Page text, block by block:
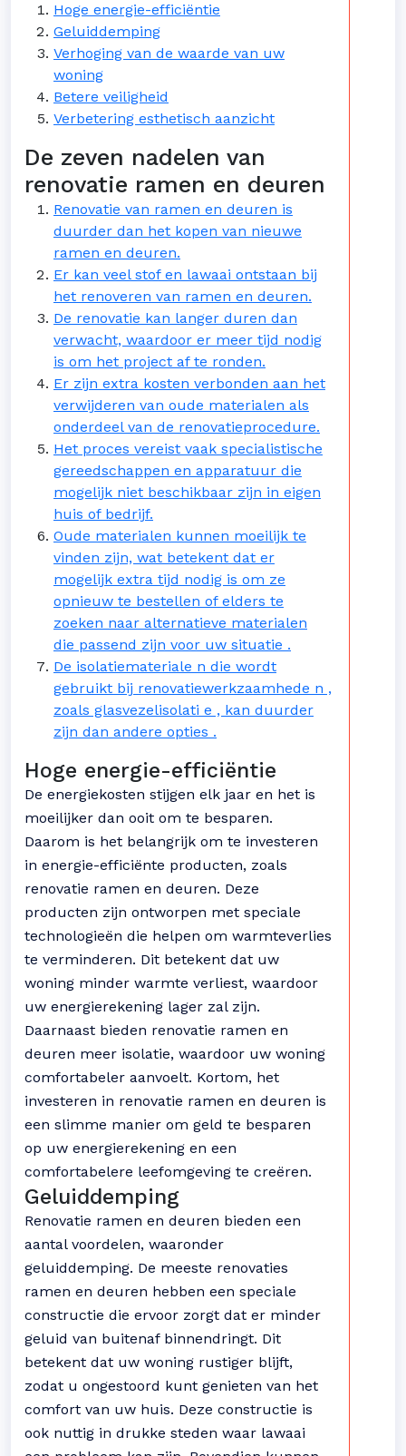
Hoge energie-efficiëntie
Geluiddemping
Verhoging van de waarde van uw
woning
Betere veiligheid
Verbetering esthetisch aanzicht
De zeven nadelen van
renovatie ramen en deuren
Renovatie van ramen en deuren is
duurder dan het kopen van nieuwe
ramen en deuren.
Er kan veel stof en lawaai ontstaan bij
het renoveren van ramen en deuren.
De renovatie kan langer duren dan
verwacht, waardoor er meer tijd nodig
is om het project af te ronden.
Er zijn extra kosten verbonden aan het
verwijderen van oude materialen als
onderdeel van de renovatieprocedure.
Het proces vereist vaak specialistische
gereedschappen en apparatuur die
mogelijk niet beschikbaar zijn in eigen
huis of bedrijf.
Oude materialen kunnen moeilijk te
vinden zijn, wat betekent dat er
mogelijk extra tijd nodig is om ze
opnieuw te bestellen of elders te
zoeken naar alternatieve materialen
die passend zijn voor uw situatie .
De isolatiemateriale n die wordt
gebruikt bij renovatiewerkzaamhede n ,
zoals glasvezelisolati e , kan duurder
zijn dan andere opties .
Hoge energie-efficiëntie
De energiekosten stijgen elk jaar en het is
moeilijker dan ooit om te besparen.
Daarom is het belangrijk om te investeren
in energie-efficiënte producten, zoals
renovatie ramen en deuren. Deze
producten zijn ontworpen met speciale
technologieën die helpen om warmteverlies
te verminderen. Dit betekent dat uw
woning minder warmte verliest, waardoor
uw energierekening lager zal zijn.
Daarnaast bieden renovatie ramen en
deuren meer isolatie, waardoor uw woning
comfortabeler aanvoelt. Kortom, het
investeren in renovatie ramen en deuren is
een slimme manier om geld te besparen
op uw energierekening en een
comfortabelere leefomgeving te creëren.
Geluiddemping
Renovatie ramen en deuren bieden een
aantal voordelen, waaronder
geluiddemping. De meeste renovaties
ramen en deuren hebben een speciale
constructie die ervoor zorgt dat er minder
geluid van buitenaf binnendringt. Dit
betekent dat uw woning rustiger blijft,
zodat u ongestoord kunt genieten van het
comfort van uw huis. Deze constructie is
ook nuttig in drukke steden waar lawaai